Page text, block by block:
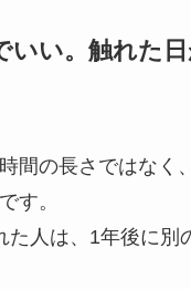
いい。触れた
間の長さではなく
す。
た人は、1年後に別